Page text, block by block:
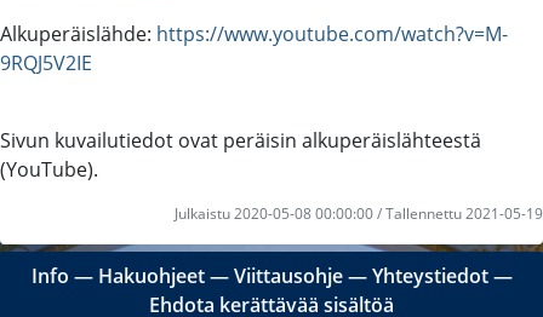
Alkuperäislähde: https://www.youtube.com/watch?v=M-
9RQJ5V2IE
Sivun kuvailutiedot ovat peräisin alkuperäislähteestä
(YouTube).
Julkaistu 2020-05-08 00:00:00 / Tallennettu 2021-05-19
Info ― Hakuohjeet―Viittausohje―Yhteystiedot―
Ehdota kerättävää sisältöä